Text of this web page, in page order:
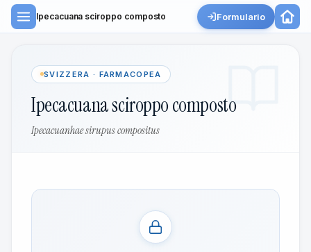
Ipecacuana sciroppo composto Formulario
SVIZZERA · FARMACOPEA
Ipecacuana sciroppo composto
Ipecacuanhae sirupus compositus